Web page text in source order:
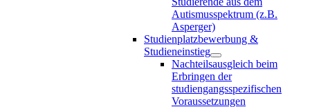
Autismusspektrum (z.B.
Asperger)
Studienplatzbewerbung &
Studieneinstieg
Nachteilsausgleich beim
Erbringen der
studiengangsspezifischen
Voraussetzungen